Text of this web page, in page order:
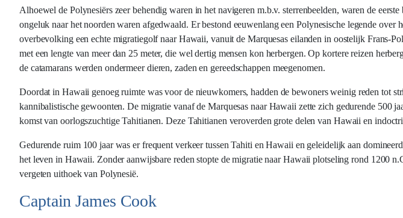
Alhoewel de Polynesiërs zeer behendig waren in het navigeren m.b.v. sterrenbeelden, waren de
ongeluk naar het noorden waren afgedwaald. Er bestond eeuwenlang een Polynesische legende
overbevolking een echte migratiegolf naar Hawaii, vanuit de Marquesas eilanden in oostelijk Frans-
met een lengte van meer dan 25 meter, die wel dertig mensen kon herbergen. Op kortere reizen
de catamarans werden ondermeer dieren, zaden en gereedschappen meegenomen.
Doordat in Hawaii genoeg ruimte was voor de nieuwkomers, hadden de bewoners weinig reden tot
kannibalistische gewoonten. De migratie vanaf de Marquesas naar Hawaii zette zich gedurende 500
komst van oorlogszuchtige Tahitianen. Deze Tahitianen veroverden grote delen van Hawaii en
Gedurende ruim 100 jaar was er frequent verkeer tussen Tahiti en Hawaii en geleidelijk aan
het leven in Hawaii. Zonder aanwijsbare reden stopte de migratie naar Hawaii plotseling rond 1200
vergeten uithoek van Polynesië.
Captain James Cook